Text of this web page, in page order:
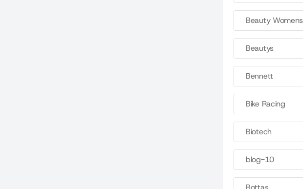
Beauty Womens
Beautys
Bennett
Bike Racing
Biotech
blog-10